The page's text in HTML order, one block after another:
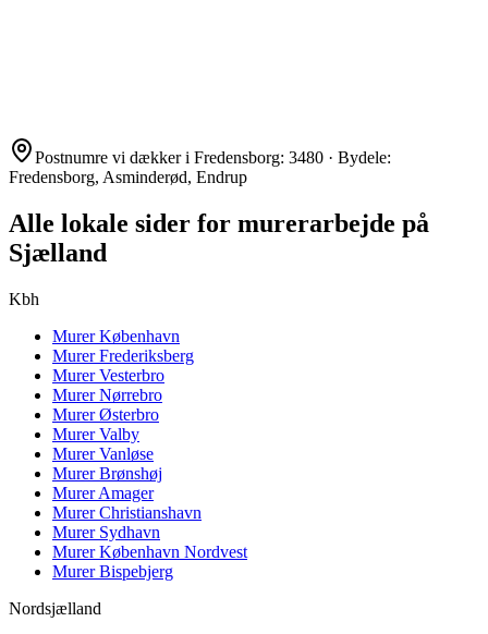
Postnumre vi dækker i Fredensborg: 3480 · Bydele:
Fredensborg, Asminderød, Endrup
Alle lokale sider for murerarbejde på
Sjælland
Kbh
MurerKøbenhavn
MurerFrederiksberg
MurerVesterbro
MurerNørrebro
MurerØsterbro
MurerValby
MurerVanløse
MurerBrønshøj
MurerAmager
MurerChristianshavn
Murer Sydhavn
MurerKøbenhavn Nordvest
MurerBispebjerg
Nordsjælland